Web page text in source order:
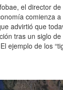
el director
comienza
advirtió que
tras un siglo
ejemplo de los